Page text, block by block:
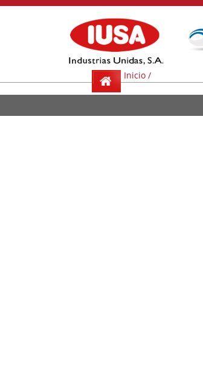
DOCTYPE html>
Inicio /